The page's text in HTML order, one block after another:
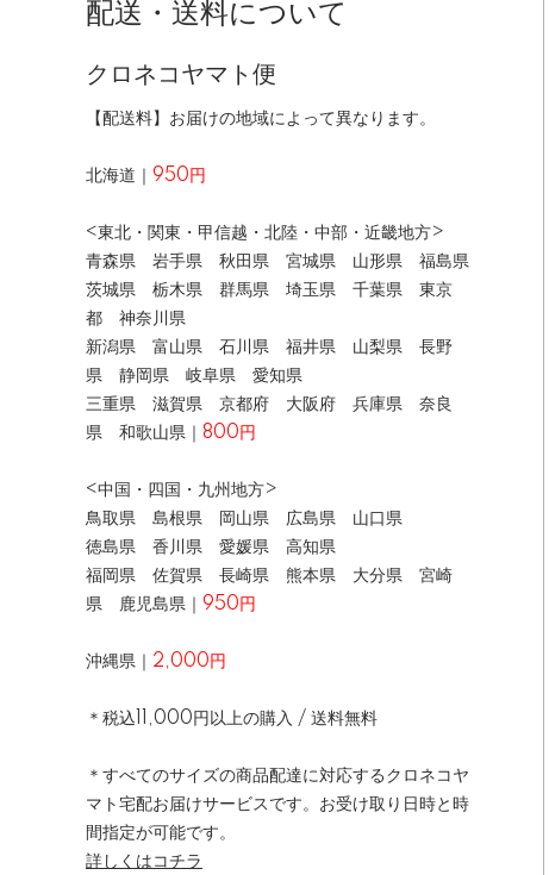
配送・送料について
クロネコヤマト便
【配送料】お届けの地域によって異なります。
北海道｜ 950円
<東北・関東・甲信越・北陸・中部・近畿地方>
青森県 岩手県 秋田県 宮城県 山形県 福島県
茨城県 栃木県 群馬県 埼玉県 千葉県 東京
都 神奈川県
新潟県 富山県 石川県 福井県 山梨県 長野
県 静岡県 岐阜県 愛知県
三重県 滋賀県 京都府 大阪府 兵庫県 奈良
県 和歌山県｜ 800円
<中国・四国・九州地方>
鳥取県 島根県 岡山県 広島県 山口県
徳島県 香川県 愛媛県 高知県
福岡県 佐賀県 長崎県 熊本県 大分県 宮崎
県 鹿児島県｜ 950円
沖縄県｜ 2,000円
＊税込11,000円以上の購入 / 送料無料
＊すべてのサイズの商品配達に対応するクロネコヤ
マト宅配お届けサービスです。お受け取り日時と時
間指定が可能です。
詳しくはコチラ